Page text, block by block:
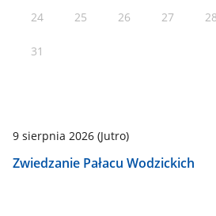
24 25 26 27 28
31
9 sierpnia 2026(Jutro)
Zwiedzanie Pałacu Wodzickich